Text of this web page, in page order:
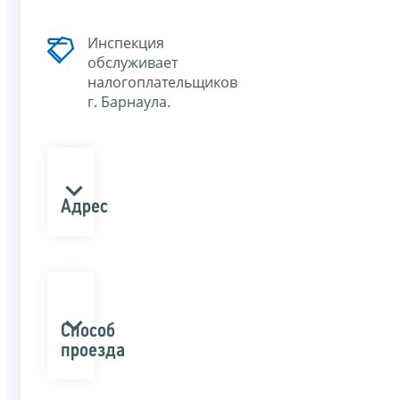
Инспекция
обслуживает
налогоплательщиков
г. Барнаула.
Адрес
Способ
проезда